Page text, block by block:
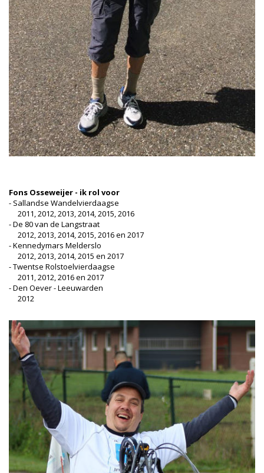
Fons Osseweijer - ik rol voor
- Sallandse Wandelvierdaagse
2011, 2012, 2013, 2014, 2015, 2016
- De 80 van de Langstraat
2012, 2013, 2014, 2015, 2016 en 2017
- Kennedymars Melderslo
2012, 2013, 2014, 2015 en 2017
- Twentse Rolstoelvierdaagse
2011, 2012, 2016 en 2017
- Den Oever - Leeuwarden
2012